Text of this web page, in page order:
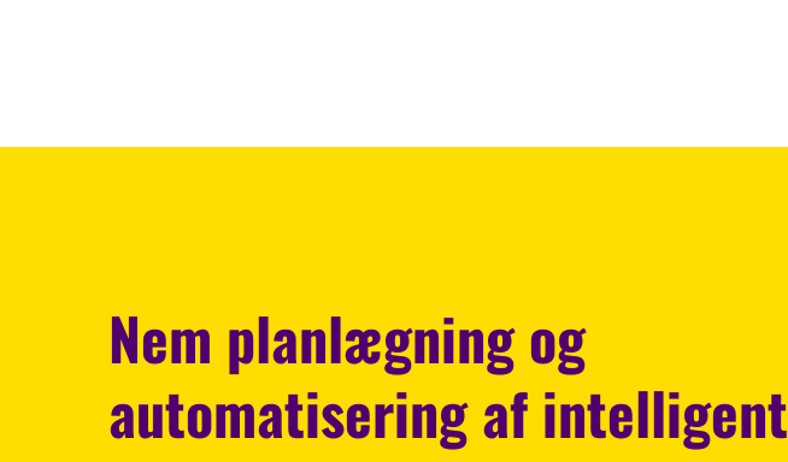
Nem planlægning og
automatisering af intelligent